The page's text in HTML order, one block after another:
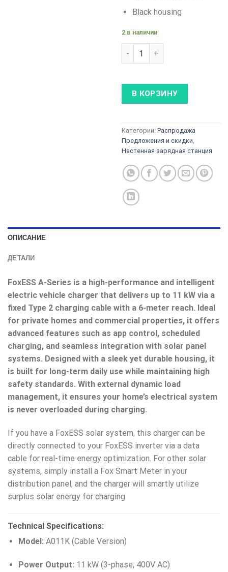
Black housing
2 в наличии
Количество товара
В КОРЗИНУ
Категории: Распродажа
Предложения и скидки
Настенная зарядная станция
ОПИСАНИЕ
ДЕТАЛИ
FoxESS A-Series is a high-performance and intelligent
electric vehicle charger that delivers up to 11 kW via a
fixed Type 2 charging cable with a 6-meter reach. Ideal
for private homes and commercial properties, it offers
advanced features such as app control, scheduled
charging, and seamless integration with solar panel
systems. Designed with a sleek yet durable housing, it
is built for long-term daily use while maintaining high
safety standards. With external dynamic load
management, it ensures your home’s electrical system
is never overloaded during charging.
If you have a FoxESS solar system, this charger can be
directly connected to your FoxESS inverter via a data
cable for real-time energy optimization. For other solar
systems, simply install a Fox Smart Meter in your
distribution panel, and the charger will smartly utilize
surplus solar energy for charging.
Technical Specifications:
Model: A011K (Cable Version)
Power Output: 11 kW (3-phase, 400V AC)